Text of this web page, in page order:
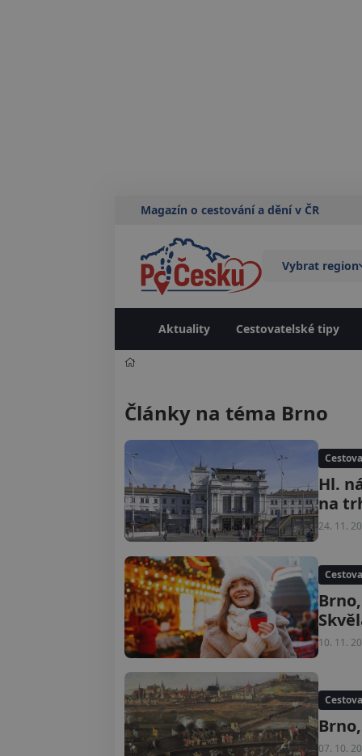
Magazín o cestování a dění v ČR
Vybrat region
Aktuality Cestovatelské tipy
Články na téma Brno
Hl.
na
24. 11.
10. 11.
07. 10.